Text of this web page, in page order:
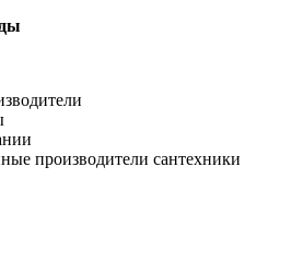
производители сантехники